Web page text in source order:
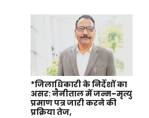
*जिलाधिकारी के निर्देशों का
असर: नैनीताल में जन्म–मृत्यु
प्रमाण पत्र जारी करने की
प्रक्रिया तेज,